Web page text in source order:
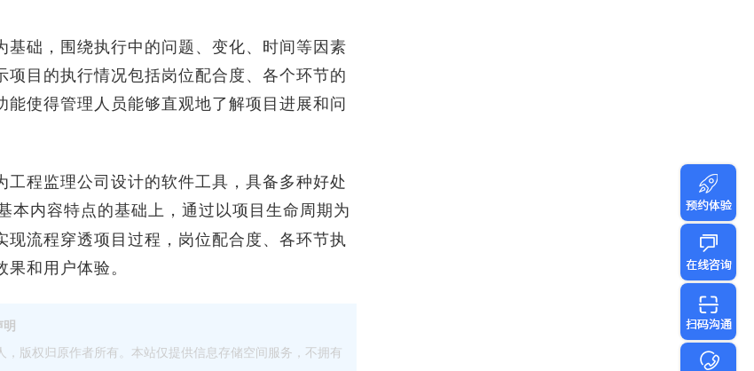
础，围绕执行中的问题、变化、时间等因素
目的执行情况包括岗位配合度、各个环节的
使得管理人员能够直观地了解项目进展和问
程监理公司设计的软件工具，具备多种好处
本内容特点的基础上，通过以项目生命周期为
流程穿透项目过程，岗位配合度、各环节执
和用户体验。
明
版权归原作者所有。本站仅提供信息存储空间服务，不拥有